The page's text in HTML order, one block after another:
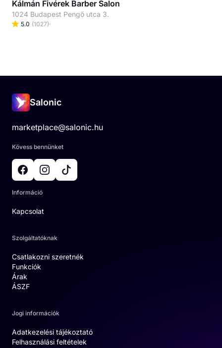
Kálmán Fivérek Barber Salon
1024 Budapest Pengő utca 3.
5.0 (1027)
Salonic
marketplace@salonic.hu
Kövess bennünket
Információ
Kapcsolat
Szolgáltatóknak
Csatlakozni szeretnék
Funkciók
Árak
ÁSZF
Jogi információk
Adatkezelési tájékoztató
Felhasználási feltételek